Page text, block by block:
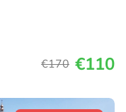
€170 €110